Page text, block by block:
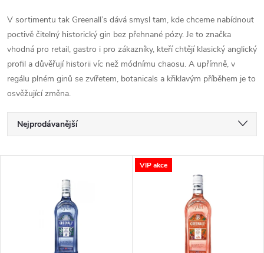
V sortimentu tak Greenall’s dává smysl tam, kde chceme nabídnout
poctivě čitelný historický gin bez přehnané pózy. Je to značka
vhodná pro retail, gastro i pro zákazníky, kteří chtějí klasický anglický
profil a důvěřují historii víc než módnímu chaosu. A upřímně, v
regálu plném ginů se zvířetem, botanicals a křiklavým příběhem je to
osvěžující změna.
Ř
a
Nejprodávanější
VIP akce